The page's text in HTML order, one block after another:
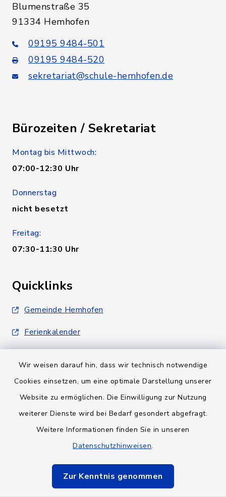
Wir weisen darauf hin, dass wir technisch notwendige
Cookies einsetzen, um eine optimale Darstellung unserer
Website zu ermöglichen. Die Einwilligung zur Nutzung
weiterer Dienste wird bei Bedarf gesondert abgefragt.
Weitere Informationen finden Sie in unseren
Datenschutzhinweisen.
Zur Kenntnis genommen
Blumenstraße 35
91334 Hemhofen
09195 9484-501
09195 9484-520
sekretariat@schule-hemhofen.de
Bürozeiten / Sekretariat
Montag bis Mittwoch:
07:00-12:30 Uhr
Donnerstag
nicht besetzt
Freitag:
07:30-11:30 Uhr
Quicklinks
Gemeinde Hemhofen
Ferienkalender
Barrierefreiheit
Impressum